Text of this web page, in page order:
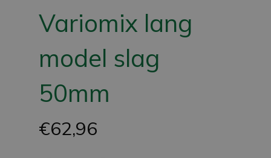
Variomix lang
model slag
50mm
€62,96